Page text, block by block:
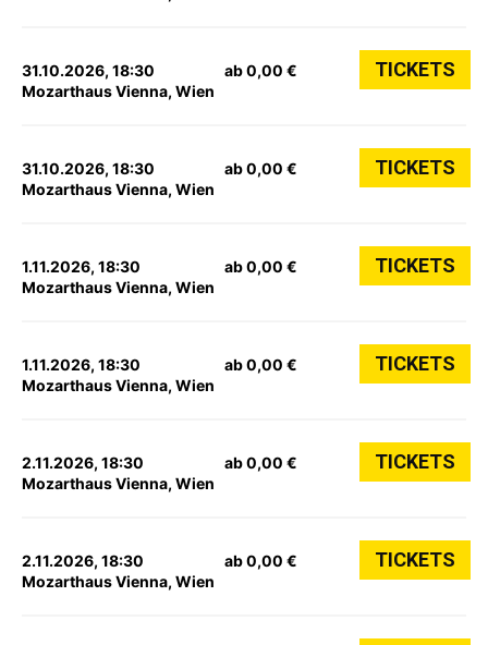
31.10.2026, 18:30
Mozarthaus Vienna, Wien
ab 0,00 € TICKETS
31.10.2026, 18:30
Mozarthaus Vienna, Wien
ab 0,00 € TICKETS
1.11.2026, 18:30
Mozarthaus Vienna, Wien
ab 0,00 € TICKETS
1.11.2026, 18:30
Mozarthaus Vienna, Wien
ab 0,00 € TICKETS
2.11.2026, 18:30
Mozarthaus Vienna, Wien
ab 0,00 € TICKETS
2.11.2026, 18:30
Mozarthaus Vienna, Wien
ab 0,00 € TICKETS